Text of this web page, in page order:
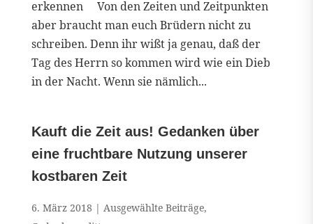
erkennen Von den Zeiten und Zeitpunkten
aber braucht man euch Brüdern nicht zu
schreiben. Denn ihr wißt ja genau, daß der
Tag des Herrn so kommen wird wie ein Dieb
in der Nacht. Wenn sie nämlich...
Kauft die Zeit aus! Gedanken über
eine fruchtbare Nutzung unserer
kostbaren Zeit
6. März 2018 | Ausgewählte Beiträge,